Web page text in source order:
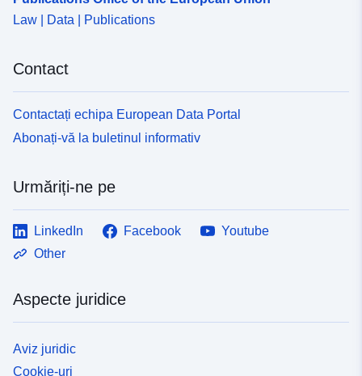
Law | Data | Publications
Contact
Contactați echipa European Data Portal
Abonați-vă la buletinul informativ
Urmăriți-ne pe
LinkedIn Facebook
Youtube
Other
Aspecte juridice
Aviz juridic
Cookie-uri